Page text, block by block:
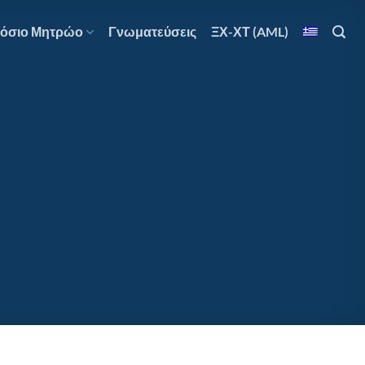
Μητρώο Γνωματεύσεις ΞΧ-ΧΤ (AML)